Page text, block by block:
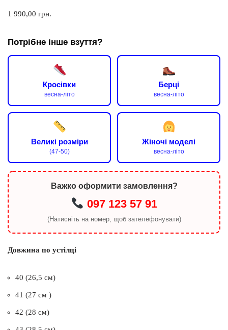
1 990,00 грн.
Потрібне інше взуття?
Кросівки
весна-літо
Берці
весна-літо
Великі розміри
(47-50)
Жіночі моделі
весна-літо
Важко оформити замовлення?
097 123 57 91
(Натисніть на номер, щоб зателефонувати)
Довжина по устілці
40 (26,5 см)
41 (27 см )
42 (28 см)